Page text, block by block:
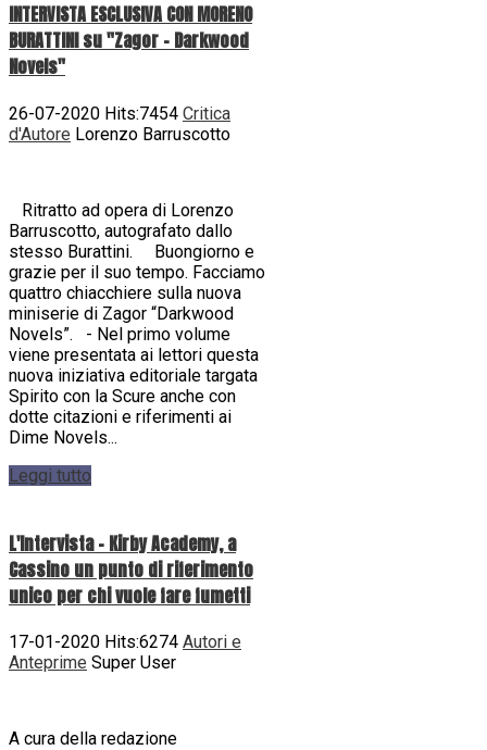
INTERVISTA ESCLUSIVA CON MORENO
BURATTINI su "Zagor - Darkwood
Novels"
26-07-2020 Hits:7454 Critica
d'Autore Lorenzo Barruscotto
Ritratto ad opera di Lorenzo
Barruscotto, autografato dallo
stesso Burattini. Buongiorno e
grazie per il suo tempo. Facciamo
quattro chiacchiere sulla nuova
miniserie di Zagor “Darkwood
Novels”. - Nel primo volume
viene presentata ai lettori questa
nuova iniziativa editoriale targata
Spirito con la Scure anche con
dotte citazioni e riferimenti ai
Dime Novels...
Leggi tutto
L'Intervista - Kirby Academy, a
Cassino un punto di riferimento
unico per chi vuole fare fumetti
17-01-2020 Hits:6274 Autori e
Anteprime Super User
A cura della redazione